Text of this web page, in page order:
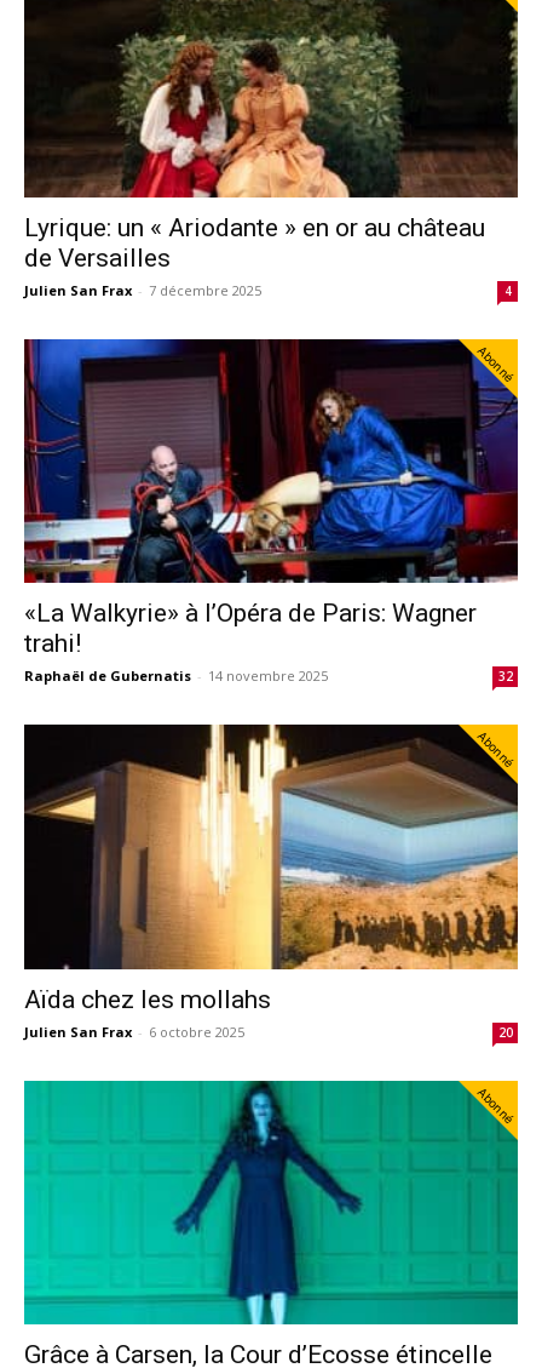
Lyrique: un « Ariodante » en or au château
de Versailles
Julien San Frax - 7 décembre 2025 4
Abonné
«La Walkyrie» à l’Opéra de Paris: Wagner
trahi!
Raphaël de Gubernatis - 14 novembre 2025 32
Abonné
Aïda chez les mollahs
Julien San Frax - 6 octobre 2025 20
Abonné
Grâce à Carsen, la Cour d’Ecosse étincelle